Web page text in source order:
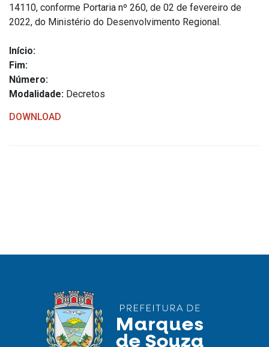
14110, conforme Portaria nº 260, de 02 de fevereiro de
2022, do Ministério do Desenvolvimento Regional.
Início:
Fim:
Número:
Modalidade: Decretos
DOWNLOAD